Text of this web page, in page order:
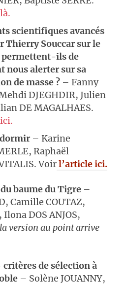
scientifiques avancés
Thierry Souccar sur le
permettent-ils de
nous alerter sur sa
de masse ? – Fanny
DJEGHDIR, Julien
DE MAGALHAES.
– Karine
Raphaël
Voirl’article ici.
baume du Tigre –
Camille COUTAZ,
DOS ANJOS,
la version au point arrive
de sélection à
– Solène JOUANNY,